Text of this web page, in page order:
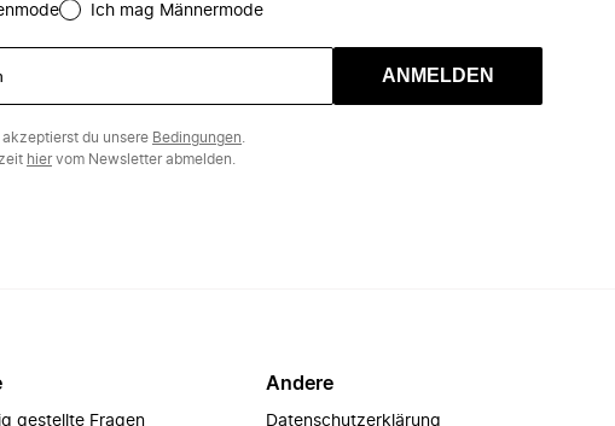
Ich mag Männermode
ANMELDEN
du unsere Bedingungen
hiervom Newsletter abmelden.
gestellte Fragen
Andere
Datenschutzerklärung